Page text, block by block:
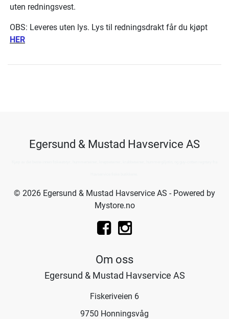
uten redningsvest.
OBS: Leveres uten lys. Lys til redningsdrakt får du kjøpt
HER
Egersund & Mustad Havservice AS
© 2026 Egersund & Mustad Havservice AS - Powered by
Mystore.no
Om oss
Egersund & Mustad Havservice AS
Fiskeriveien 6
9750 Honningsvåg